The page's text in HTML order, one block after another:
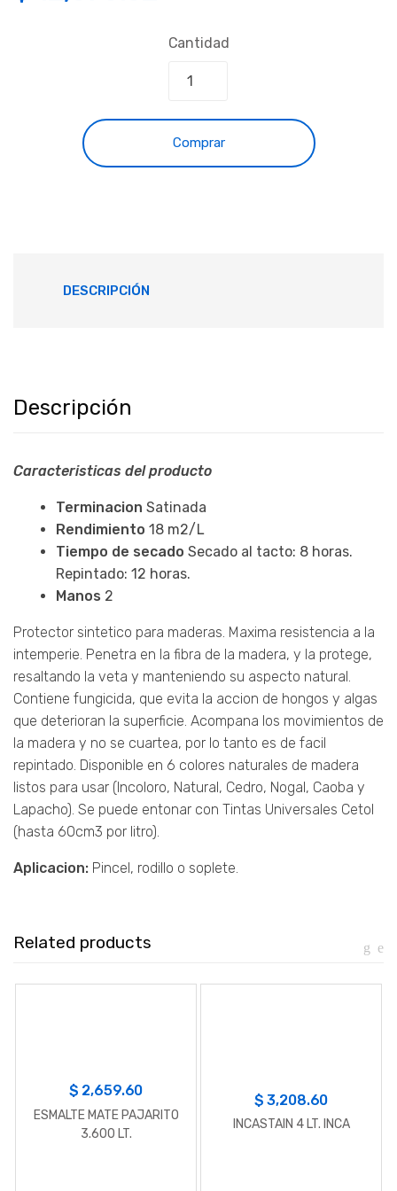
Cantidad
Comprar
DESCRIPCIÓN
Descripción
Caracteristicas del producto
Terminacion Satinada
Rendimiento 18 m2/L
Tiempo de secado Secado al tacto: 8 horas.
Repintado: 12 horas.
Manos 2
Protector sintetico para maderas. Maxima resistencia a la
intemperie. Penetra en la fibra de la madera, y la protege,
resaltando la veta y manteniendo su aspecto natural.
Contiene fungicida, que evita la accion de hongos y algas
que deterioran la superficie. Acompana los movimientos de
la madera y no se cuartea, por lo tanto es de facil
repintado. Disponible en 6 colores naturales de madera
listos para usar (Incoloro, Natural, Cedro, Nogal, Caoba y
Lapacho). Se puede entonar con Tintas Universales Cetol
(hasta 60cm3 por litro).
Aplicacion: Pincel, rodillo o soplete.
Related products
$ 2,659.60
ESMALTE MATE PAJARITO
3.600 LT.
$3,208.60
INCASTAIN 4 LT. INCA